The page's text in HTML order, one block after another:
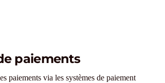
paiements
paiements via les systèmes de paiement